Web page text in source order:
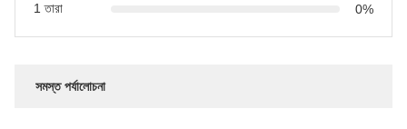
1 তারা
0%
সমস্ত পর্যালোচনা